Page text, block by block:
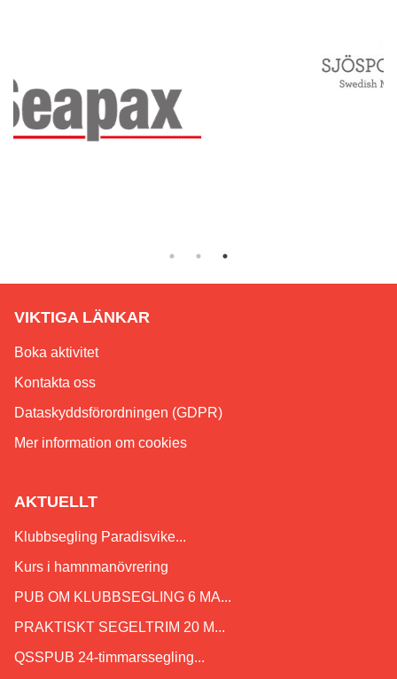
VIKTIGA LÄNKAR
Boka aktivitet
Kontakta oss
Dataskyddsförordningen (GDPR)
Mer information om cookies
AKTUELLT
Klubbsegling Paradisvike...
Kurs i hamnmanövrering
PUB OM KLUBBSEGLING 6 MA...
PRAKTISKT SEGELTRIM 20 M...
QSSPUB 24-timmarssegling...